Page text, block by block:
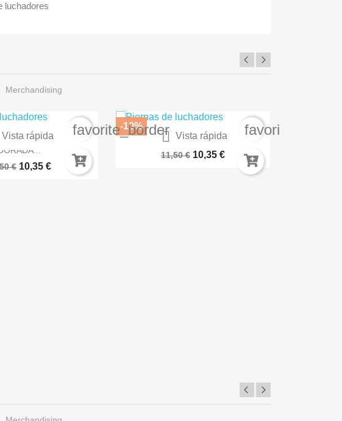
luchadores
Merchandising
Vista rápida
ARMADURA
€ 10,35 €
favorite_border
 Vista rápida
BARNIZ PROTECTOR SPRAY AK1015
11,50 € 10,35 €
-10% favorite_border